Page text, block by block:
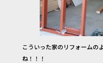
こういった家のリフォームの
ね！！！